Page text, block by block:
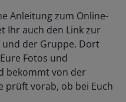
Anleitung zum Online-
Ihr auch den Link zur
der Gruppe. Dort
Fotos und
bekommt von der
prüft vorab, ob bei Euch